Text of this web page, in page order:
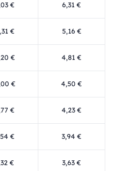
€ 6,31 €
€ 5,16 €
€ 4,81 €
€ 4,50 €
€ 4,23 €
€ 3,94 €
€ 3,63 €